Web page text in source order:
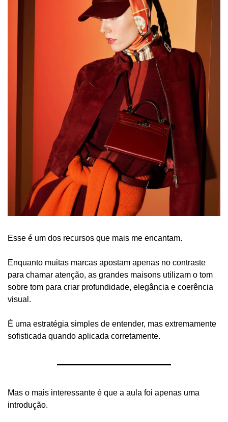
Esse é um dos recursos que mais me encantam.
Enquanto muitas marcas apostam apenas no contraste
para chamar atenção, as grandes maisons utilizam o tom
sobre tom para criar profundidade, elegância e coerência
visual.
É uma estratégia simples de entender, mas extremamente
sofisticada quando aplicada corretamente.
Mas o mais interessante é que a aula foi apenas uma
introdução.